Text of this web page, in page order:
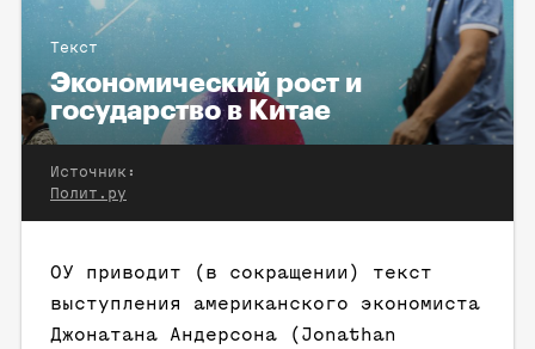
Текст
Экономический рост и
государство в Китае
Источник:
Полит.ру
ОУ приводит (в сокращении) текст
выступления американского экономиста
Джонатана Андерсона (Jonathan